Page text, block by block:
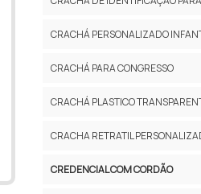
CRACHÁ PERSONALIZADO
CRACHÁ PARA CONGRESSO
CRACHÁ PLASTICO
CRACHA RETRATIL
CREDENCIAL COM CORDÃO